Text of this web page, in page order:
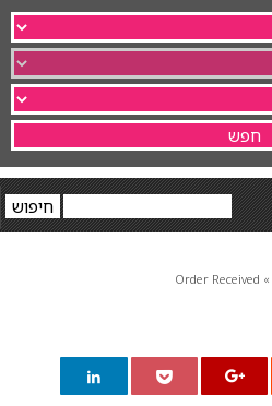
»
Order Received